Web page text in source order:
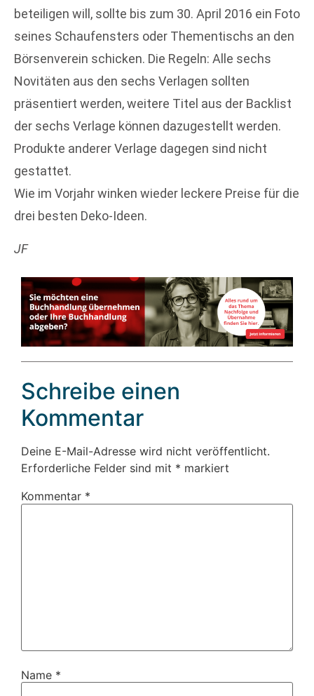
beteiligen will, sollte bis zum 30. April 2016 ein Foto
seines Schaufensters oder Thementischs an den
Börsenverein schicken. Die Regeln: Alle sechs
Novitäten aus den sechs Verlagen sollten
präsentiert werden, weitere Titel aus der Backlist
der sechs Verlage können dazugestellt werden.
Produkte anderer Verlage dagegen sind nicht
gestattet.
Wie im Vorjahr winken wieder leckere Preise für die
drei besten Deko-Ideen.
JF
Schreibe einen
Kommentar
Deine E-Mail-Adresse wird nicht veröffentlicht.
Erforderliche Felder sind mit * markiert
Kommentar *
Name *